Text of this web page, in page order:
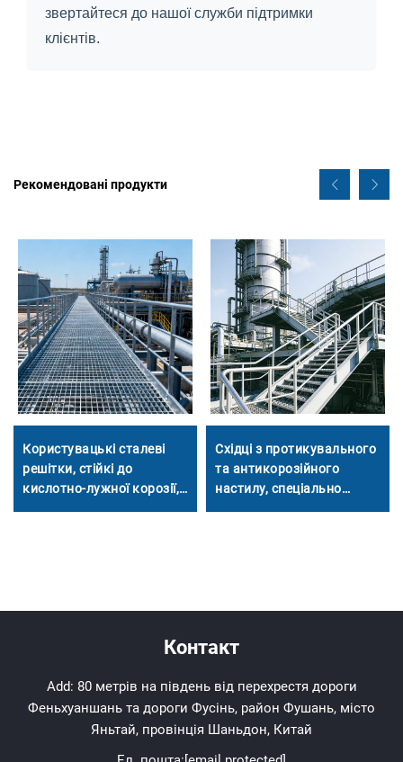
звертайтеся до нашої служби підтримки
клієнтів.
Рекомендовані продукти
Користувацькі сталеві
решітки, стійкі до
кислотно-лужної корозії,
Східці з протикувального
та антикорозійного
настилу, спеціально
Контакт
Add: 80 метрів на південь від перехрестя дороги
Феньхуаншань та дороги Фусінь, район Фушань, місто
Яньтай, провінція Шаньдон, Китай